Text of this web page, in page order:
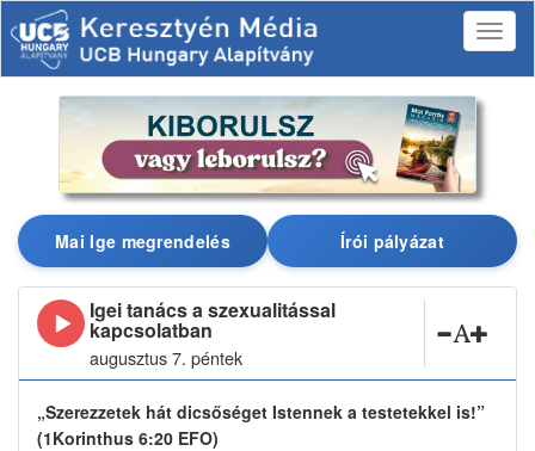
Mai Ige megrendelés Írói pályázat
Igei tanács a szexualitással
kapcsolatban
augusztus 7. péntek
„Szerezzetek hát dicsőséget Istennek a testetekkel is!”
(1Korinthus 6:20 EFO)